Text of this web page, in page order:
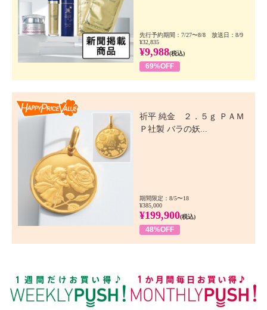
先行予約期間：7/27〜8/8 放送日：8/9
¥32,835
¥9,988(税込)
69%OFF
祈平 純金 ２．５ｇ ＰＡＭ
Ｐ社製 バラの妖...
期間限定：8/5〜18
¥385,000
¥199,900(税込)
48%OFF